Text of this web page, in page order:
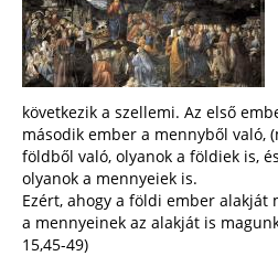
következik a szellemi. Az első
második ember a mennyből való,
földből való, olyanok a földiek is,
olyanok a mennyeiek is.
Ezért, ahogy a földi ember alakját
a mennyeinek az alakját is
15,45-49)